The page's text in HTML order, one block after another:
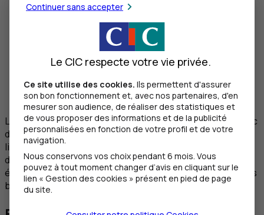
garanties choisies, il est donc important de trouver
un équilibre entre le niveau de couverture souhaité
et le prix de votre complémentaire santé.
si vous passez bientôt à la retraite, vous pouvez
conserver votre mutuelle d'entreprise à titre
avantageux de souscrire une nouvelle mutuelle plus
adaptée à votre situation.
Le meilleur moyen de choisir sa mutuelle retraité est donc
de comparer les offres. De nombreux comparateurs en
ligne existent, mais au
d'échanger directement avec nos conseillers santé pour
établir avec vous un contrat sur mesure qui s'adapte à vos
besoins et à votre budget, n'hésitez pas à les contacter !
Continuer sans accepter
Le CIC respecte votre vie privée.
Ce site utilise des cookies. Ils permettent d'assurer
son bon fonctionnement et, avec nos partenaires, d'en
mesurer son audience, de réaliser des statistiques et
de vous proposer des informations et de la publicité
personnalisées en fonction de votre profil et de votre
navigation.
Nous conservons vos choix pendant 6 mois. Vous
pouvez à tout moment changer d’avis en cliquant sur le
lien « Gestion des cookies » présent en pied de page
du site.